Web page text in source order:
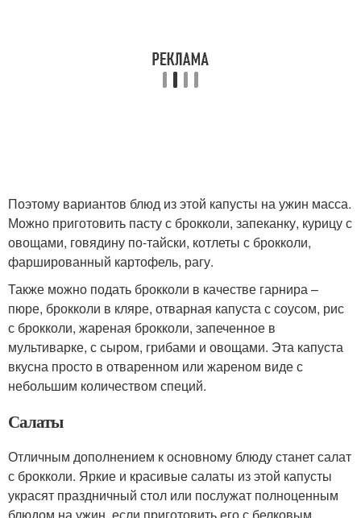
Поэтому вариантов блюд из этой капусты на ужин масса.
Можно приготовить пасту с брокколи, запеканку, курицу с
овощами, говядину по-тайски, котлеты с брокколи,
фаршированный картофель, рагу.
Также можно подать брокколи в качестве гарнира –
пюре, брокколи в кляре, отварная капуста с соусом, рис
с брокколи, жареная брокколи, запеченное в
мультиварке, с сыром, грибами и овощами. Эта капуста
вкусна просто в отваренном или жареном виде с
небольшим количеством специй.
Салаты
Отличным дополнением к основному блюду станет салат
с брокколи. Яркие и красивые салаты из этой капусты
украсят праздничный стол или послужат полноценным